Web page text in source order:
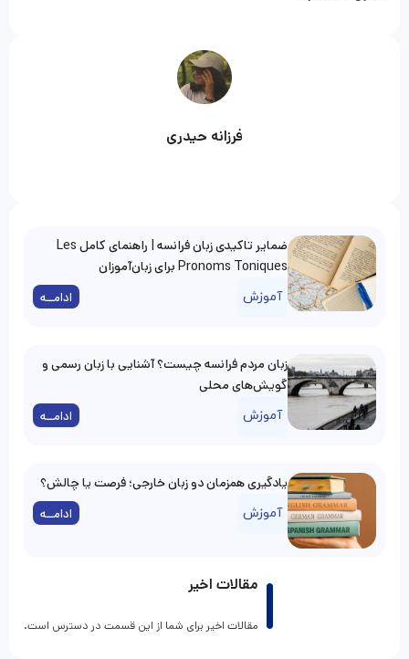
فرزانه حیدری
مقالات اخیر
مقالات اخیر برای شما از این قسمت در دسترس است.
ضمایر تاکیدی زبان فرانسه | راهنمای کامل Les
Pronoms Toniques برای زبان‌آموزان
آموزش ادامــه
زبان مردم فرانسه چیست؟ آشنایی با زبان رسمی و
گویش‌های محلی
آموزش ادامــه
یادگیری همزمان دو زبان خارجی؛ فرصت یا چالش؟
آموزش ادامــه